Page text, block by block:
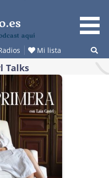
aquí
Mi lista
Talks